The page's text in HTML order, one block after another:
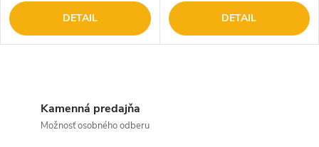
DETAIL DETAIL
Kamenná predajňa
Možnosť osobného odberu